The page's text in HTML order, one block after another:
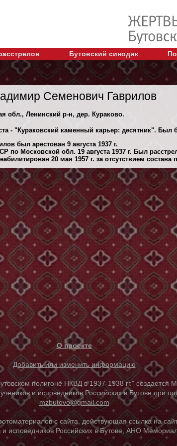
Бутовский синодик
Семенович Гаврилов
обл., Ленинский р-н, дер. Кураково.
- "Кураковский каменный карьер: десятник". Был
был арестован 9 августа 1937 г.
по Московской обл. 19 августа 1937 г. Был
20 мая 1957 г. за отсутствием состава
О проекте
Добавить или изменить информацию
полигоне НКВД в 1937-1938 гг." создается
и исповедников Российских в Бутове при
mzbutovo@gmail.com
с сайта, действующая ссылка на
Российских в Бутове, АНО